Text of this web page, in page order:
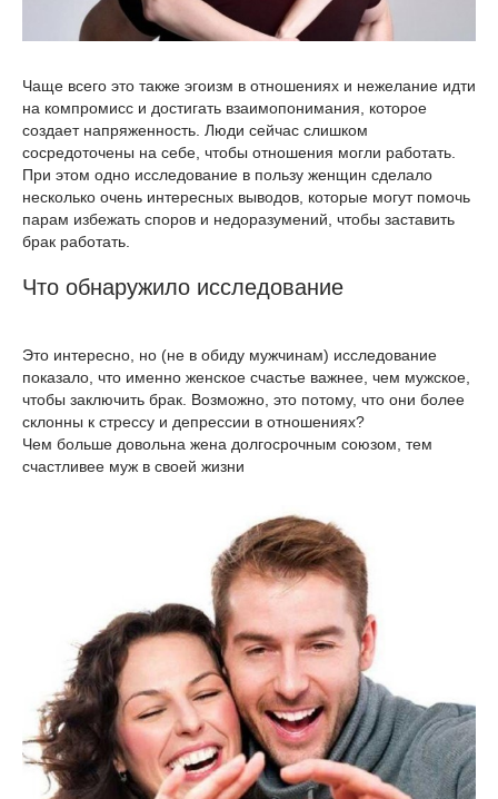
Чаще всего это также эгоизм в отношениях и нежелание идти
на компромисс и достигать взаимопонимания, которое
создает напряженность. Люди сейчас слишком
сосредоточены на себе, чтобы отношения могли работать.
При этом одно исследование в пользу женщин сделало
несколько очень интересных выводов, которые могут помочь
парам избежать споров и недоразумений, чтобы заставить
брак работать.
Что обнаружило исследование
Это интересно, но (не в обиду мужчинам) исследование
показало, что именно женское счастье важнее, чем мужское,
чтобы заключить брак. Возможно, это потому, что они более
склонны к стрессу и депрессии в отношениях?
Чем больше довольна жена долгосрочным союзом, тем
счастливее муж в своей жизни